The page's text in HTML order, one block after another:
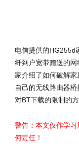
电信提供的HG255d
纤到户宽带赠送的
家介绍了如何破解
自己的无线路由器
对BT下载的限制的方
警告：本文仅作学
何责任！